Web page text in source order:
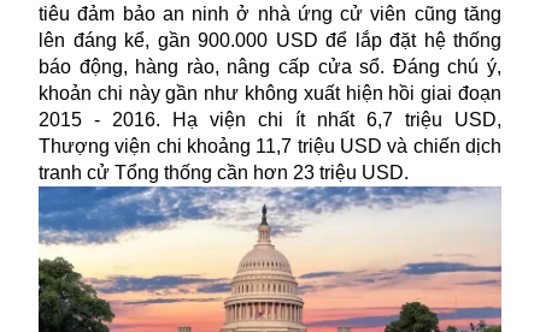
tiêu đảm bảo an ninh ở nhà ứng cử viên cũng tăng
lên đáng kể, gần 900.000 USD để lắp đặt hệ thống
báo động, hàng rào, nâng cấp cửa sổ. Đáng chú ý,
khoản chi này gần như không xuất hiện hồi giai đoạn
2015 - 2016. Hạ viện chi ít nhất 6,7 triệu USD,
Thượng viện chi khoảng 11,7 triệu USD và chiến dịch
tranh cử Tổng thống cần hơn 23 triệu USD.